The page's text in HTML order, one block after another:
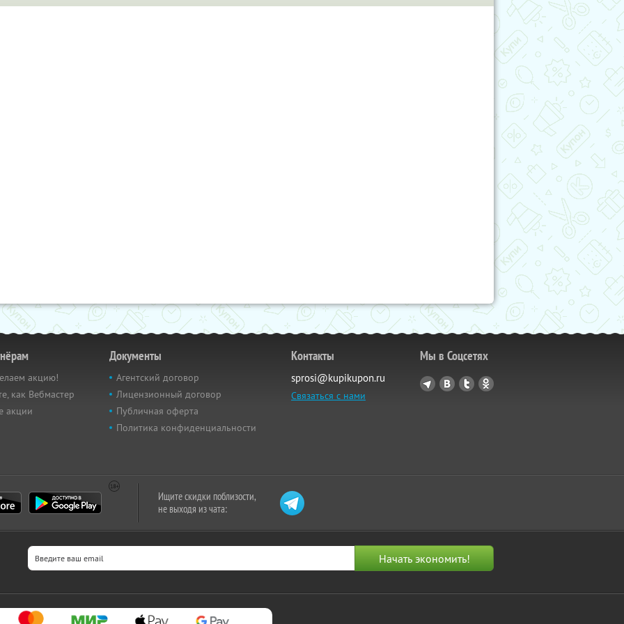
акцию!
как Вебмастер
акции
Документы
Агентский договор
Лицензионный договор
Публичная оферта
Политика конфиденциальности
Контакты
sprosi@kupikupon.ru
Связаться с нами
Мы в Соцсетях
Ищите скидки поблизости,
не выходя из чата: